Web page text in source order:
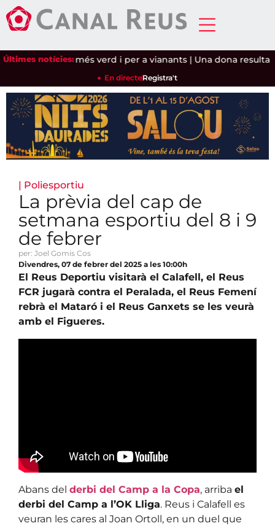
Últimes notícies:
a un carrer més verd i per a vianants|Una dona resulta
En directeRegistra't
| Poliesportiu
La prèvia del cap de
setmana esportiu del 8 i 9
de febrer
per: Joel Gomis Cos
Divendres, 07 de febrer del 2025 a les 10:00h
El Reus Deportiu visitarà el Calafell, el Reus
FCR jugarà contra el Peralada, el Reus Femení
rebrà el Mataró i el Reus Ganxets se les veurà
amb el Figueres.
Abans del derbi del Camp a la Copa, arriba el
derbi del Camp a l’OK Lliga. Reus i Calafell es
veuran les cares al Joan Ortoll, en un duel que